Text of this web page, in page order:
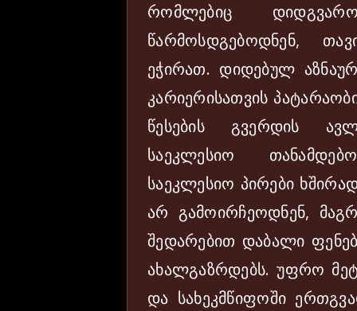
რომლებიც
წარმოსდგებოდნენ,
ეჭირათ. დიდებულ
კარიერისათვის
წესების გვერდის
საეკლესიო
საეკლესიო პირები
არ გამოირჩეოდნენ,
შედარებით დაბალი
ახალგაზრდებს. უფრო
და სახეკმწიფოში